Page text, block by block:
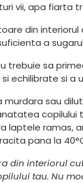
vii, apa fiarta
din
a
trebuie sa
echilibrate si a
sau
copilului
laptele ramas,
pana la
din interiorul
tau. Nu